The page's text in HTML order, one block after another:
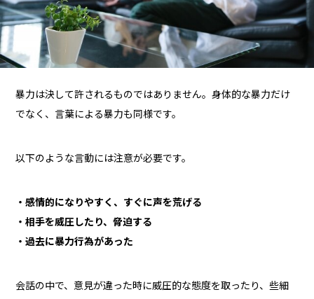
暴力は決して許されるものではありません。身体的な暴力だけ
でなく、言葉による暴力も同様です。
以下のような言動には注意が必要です。
・感情的になりやすく、すぐに声を荒げる
・相手を威圧したり、脅迫する
・過去に暴力行為があった
会話の中で、意見が違った時に威圧的な態度を取ったり、些細